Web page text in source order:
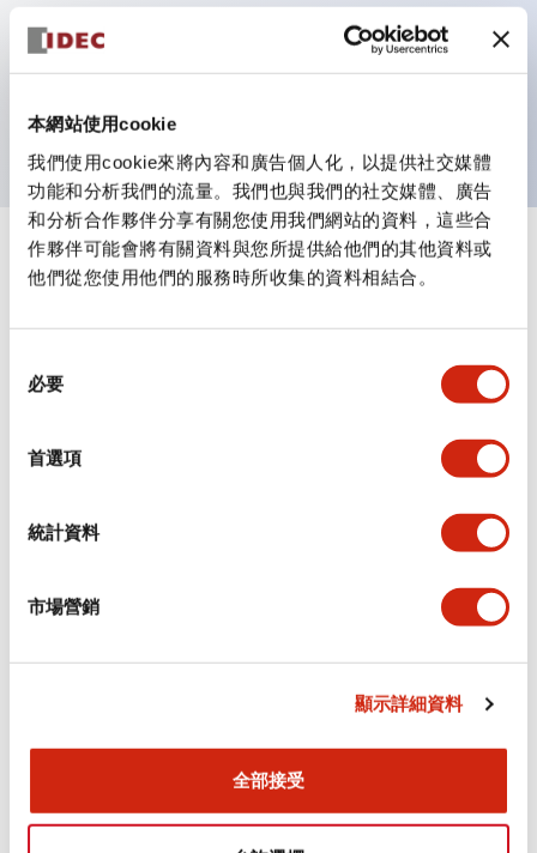
本網站使用cookie
我們使用cookie來將內容和廣告個人化，以提供社交媒體
功能和分析我們的流量。我們也與我們的社交媒體、廣告
和分析合作夥伴分享有關您使用我們網站的資料，這些合
作夥伴可能會將有關資料與您所提供給他們的其他資料或
他們從您使用他們的服務時所收集的資料相結合。
必要
首選項
統計資料
市場營銷
顯示詳細資料
全部接受
可進行集合密著安裝
附鎖選擇開關採用高安全性的彈子鎖結構
防護結構為IP65（IEC60529）
規格
環境規範
機械規格
Flush Silhouette LW系列 控制元件 (英文版)